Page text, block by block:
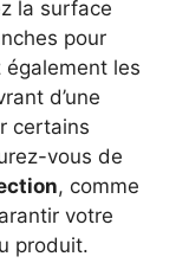
la surface
pour
les
d’une
certains
vous de
, comme
votre
produit.